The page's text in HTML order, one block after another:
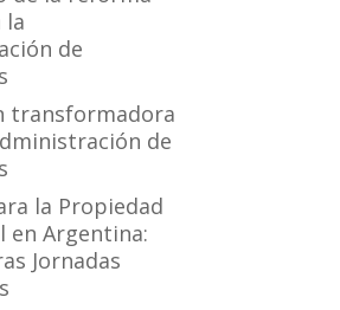
la
de
transformadora
de
la Propiedad
en Argentina:
Jornadas